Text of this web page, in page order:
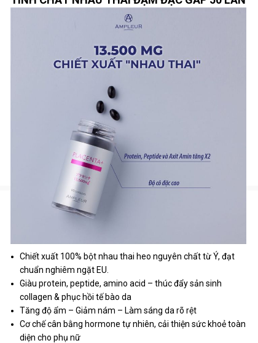
Chiết xuất 100% bột nhau thai heo nguyên chất từ Ý, đạt
chuẩn nghiêm ngặt EU.
Giàu protein, peptide, amino acid – thúc đẩy sản sinh
collagen & phục hồi tế bào da
Tăng độ ẩm – Giảm nám – Làm sáng da rõ rệt
Cơ chế cân bằng hormone tự nhiên, cải thiện sức khoẻ toàn
diện cho phụ nữ